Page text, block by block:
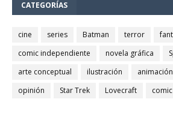
CATEGORÍAS
cine series Batman terror
comic independiente
novela gráfica
arte conceptual
ilustración animación
opinión
Star Trek Lovecraft